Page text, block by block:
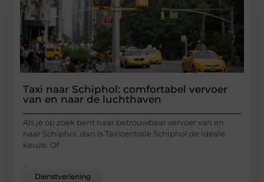
Taxi naar Schiphol: comfortabel vervoer
van en naar de luchthaven
Als je op zoek bent naar betrouwbaar vervoer van en
naar Schiphol, dan is Taxicentrale Schiphol de ideale
keuze. Of
Dienstverlening